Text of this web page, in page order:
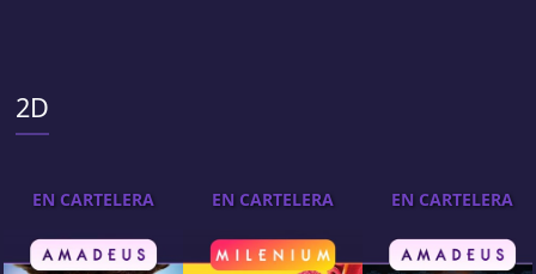
2D
EN CARTELERA EN CARTELERA EN CARTELERA